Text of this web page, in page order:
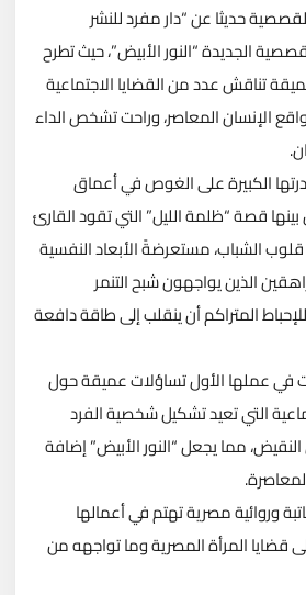
حديثا عن “دار مفرد للنشر
الجديدة “النور الأبيض”، حيث تطرح
تناقش عدد من القضايا الاجتماعية
الإنسان المعاصر، وراحت تشخص الداء
الكبيرة على الغوص في أعماق
بينها قصة “ظلمة الليل” التي تقود القارئ
الشباب، مستعرضةً الأبعاد النفسية
الذين يواجهون شبح التنمر
المتراكم أن ينقلب إلى طاقة دافعة
في عملها الأول تساؤلات عميقة حول
التي تعيد تشكيل شخصية الفرد
مما يجعل “النور الأبيض” إضافة
وروائية مصرية تهتم في أعمالها
قضايا المرأة المصرية وما تواجهه من